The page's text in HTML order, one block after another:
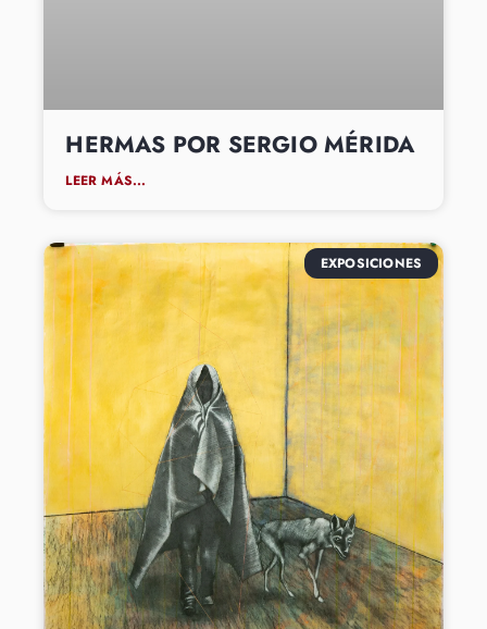
HERMAS POR SERGIO MÉRIDA
LEER MÁS...
EXPOSICIONES